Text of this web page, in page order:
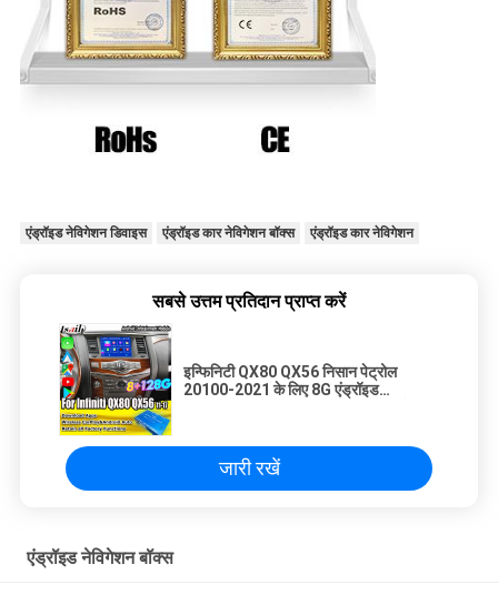
एंड्रॉइड नेविगेशन डिवाइस एंड्रॉइड कार नेविगेशन बॉक्स एंड्रॉइड कार नेविगेशन
सबसे उत्तम प्रतिदान प्राप्त करें
इन्फिनिटी QX80 QX56 निसान पेट्रोल
20100-2021 के लिए 8G एंड्रॉइड
जारी रखें
एंड्रॉइड नेविगेशन बॉक्स